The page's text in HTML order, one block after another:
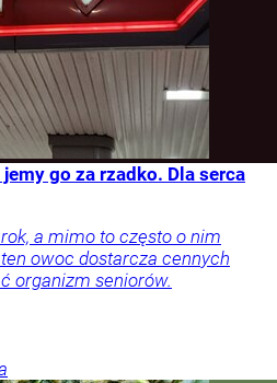
go za rzadko. Dla serca
a mimo to często o nim
owoc dostarcza cennych
organizm seniorów.